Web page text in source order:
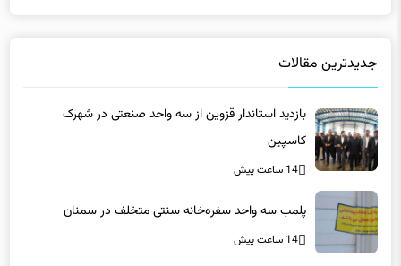
جدیدترین مقالات
بازدید استاندار قزوین از سه واحد صنعتی در شهرک
کاسپین
14 ساعت پیش
پلمب سه واحد سفره‌خانه سنتی متخلف در سمنان
14 ساعت پیش